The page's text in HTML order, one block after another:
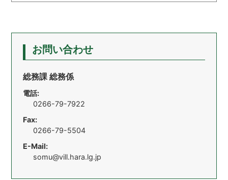
お問い合わせ
総務課 総務係
電話:
0266-79-7922
Fax:
0266-79-5504
E-Mail:
somu@vill.hara.lg.jp